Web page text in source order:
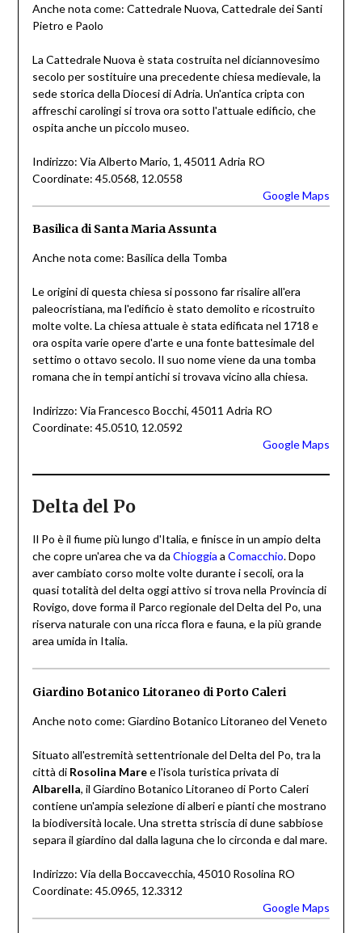
Anche nota come: Cattedrale Nuova, Cattedrale dei Santi
Pietro e Paolo
La Cattedrale Nuova è stata costruita nel diciannovesimo
secolo per sostituire una precedente chiesa medievale, la
sede storica della Diocesi di Adria. Un'antica cripta con
affreschi carolingi si trova ora sotto l'attuale edificio, che
ospita anche un piccolo museo.
Indirizzo: Via Alberto Mario, 1, 45011 Adria RO
Coordinate: 45.0568, 12.0558
Google Maps
Basilica di Santa Maria Assunta
Anche nota come: Basilica della Tomba
Le origini di questa chiesa si possono far risalire all'era
paleocristiana, ma l'edificio è stato demolito e ricostruito
molte volte. La chiesa attuale è stata edificata nel 1718 e
ora ospita varie opere d'arte e una fonte battesimale del
settimo o ottavo secolo. Il suo nome viene da una tomba
romana che in tempi antichi si trovava vicino alla chiesa.
Indirizzo: Via Francesco Bocchi, 45011 Adria RO
Coordinate: 45.0510, 12.0592
Google Maps
Delta del Po
Il Po è il fiume più lungo d'Italia, e finisce in un ampio delta
che copre un'area che va da Chioggia a Comacchio. Dopo
aver cambiato corso molte volte durante i secoli, ora la
quasi totalità del delta oggi attivo si trova nella Provincia di
Rovigo, dove forma il Parco regionale del Delta del Po, una
riserva naturale con una ricca flora e fauna, e la più grande
area umida in Italia.
Giardino Botanico Litoraneo di Porto Caleri
Anche noto come: Giardino Botanico Litoraneo del Veneto
Situato all'estremità settentrionale del Delta del Po, tra la
città di Rosolina Maree l'isola turistica privata di
Albarella, il Giardino Botanico Litoraneo di Porto Caleri
contiene un'ampia selezione di alberi e pianti che mostrano
la biodiversità locale. Una stretta striscia di dune sabbiose
separa il giardino dal dalla laguna che lo circonda e dal mare.
Indirizzo: Via della Boccavecchia, 45010 Rosolina RO
Coordinate: 45.0965, 12.3312
Google Maps